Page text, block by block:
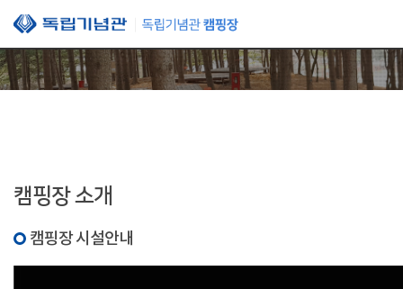
본문 바로가기
캠핑장 소개
캠핑장 시설안내